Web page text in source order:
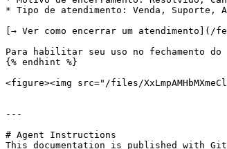
* Tipo de atendimento: Venda, Suporte,
[→ Ver como encerrar um atendimento](/
Para habilitar seu uso no fechamento
{% endhint %}
<figure><img src="/files/
---
# Agent Instructions
This documentation is published with